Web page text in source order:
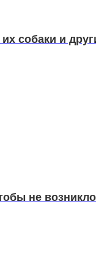
собаки и
не